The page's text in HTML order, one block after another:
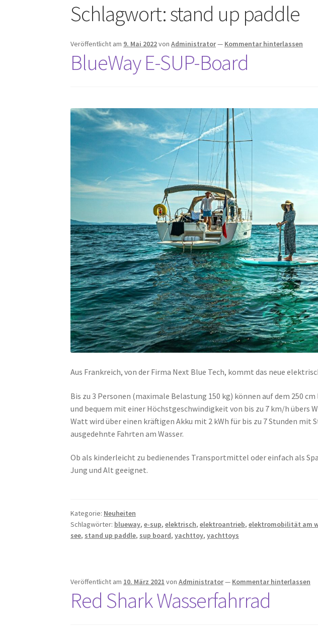
Schlagwort:stand up paddle
Veröffentlicht am 9. Mai 2022vonAdministrator— Kommentar hinterlassen
BlueWay E-SUP-Board
Aus Frankreich, von der Firma Next Blue Tech, kommt das neue
Bis zu 3 Personen (maximale Belastung 150 kg) können auf dem 250
und bequem mit einer Höchstgeschwindigkeit von bis zu 7 km/h übers
Watt wird über einen kräftigen Akku mit 2 kWh für bis zu 7 Stunden
ausgedehnte Fahrten am Wasser.
Ob als kinderleicht zu bedienendes Transportmittel oder einfach als
Jung und Alt geeignet.
Kategorie: Neuheiten
Schlagwörter: blueway,e-sup,elektrisch,elektroantrieb,elektromobilität am
see, stand up paddle, sup board,yachttoy,yachttoys
Veröffentlicht am 10. März 2021 vonAdministrator— Kommentar hinterlassen
Red Shark Wasserfahrrad